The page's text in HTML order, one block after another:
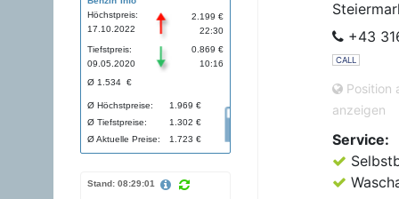
Höchstpreis:
17.10.2022
2.199 €
22:30
Tiefstpreis:
09.05.2020
0.869 €
10:16
Ø 1.534 €
Ø Höchstpreise:
Ø Tiefstpreise:
Ø Aktuelle Preise:
1.969 €
1.302 €
1.723 €
Stand: 08:29:01
+43
CALL
Position
anzeigen
Service: